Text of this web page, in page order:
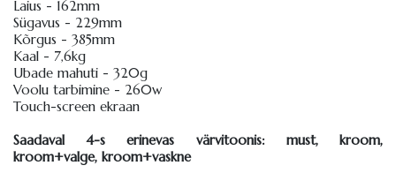
Laius - 162mm
Sügavus - 229mm
Kõrgus - 385mm
Kaal - 7,6kg
Ubade mahuti - 320g
Voolu tarbimine - 260w
Touch-screen ekraan
Saadaval 4-s erinevas värvitoonis: must, kroom,
kroom+valge, kroom+vaskne